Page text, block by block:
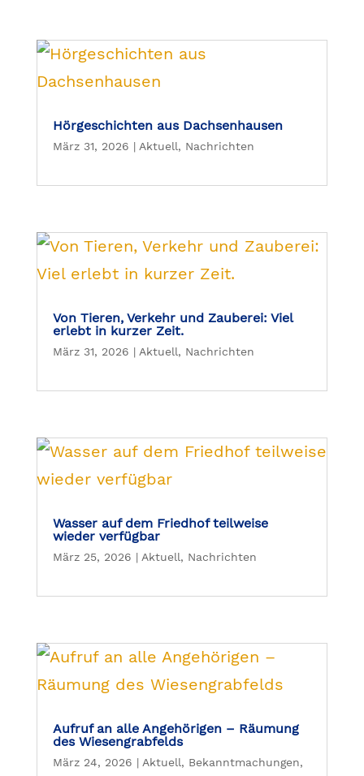
Hörgeschichten aus Dachsenhausen
März 31, 2026 | Aktuell, Nachrichten
Von Tieren, Verkehr und Zauberei: Viel
erlebt in kurzer Zeit.
März 31, 2026 | Aktuell, Nachrichten
Wasser auf dem Friedhof teilweise
wieder verfügbar
März 25, 2026 | Aktuell, Nachrichten
Aufruf an alle Angehörigen – Räumung
des Wiesengrabfelds
März 24, 2026 | Aktuell, Bekanntmachungen,